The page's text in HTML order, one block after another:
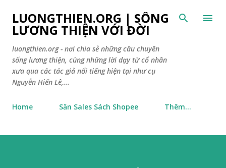
Chuyển đến nội dung chính
LUONGTHIEN.ORG | SỐNG
LƯƠNG THIỆN VỚI ĐỜI
luongthien.org - nơi chia sẻ những câu chuyên
sống lương thiện, cùng những lời dạy từ cổ nhân
xưa qua các tác giả nổi tiếng hiện tại như cụ
Nguyễn Hiến Lê,...
Home Săn Sales Sách Shopee Thêm…